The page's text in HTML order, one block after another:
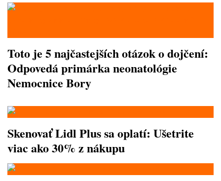
Toto je 5 najčastejších otázok o dojčení:
Odpovedá primárka neonatológie
Nemocnice Bory
Skenovať Lidl Plus sa oplatí: Ušetrite
viac ako 30% z nákupu